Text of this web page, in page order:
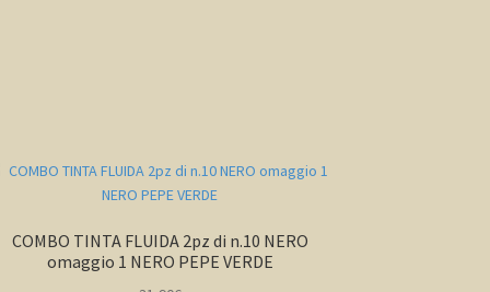
COMBO TINTA FLUIDA 2pz di n.10 NERO
omaggio 1 NERO PEPE VERDE